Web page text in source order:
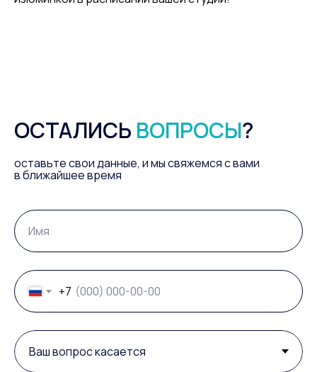
ОСТАЛИСЬ ВОПРОСЫ?
оставьте свои данные, и мы свяжемся с вами
в ближайшее время
Имя
+7